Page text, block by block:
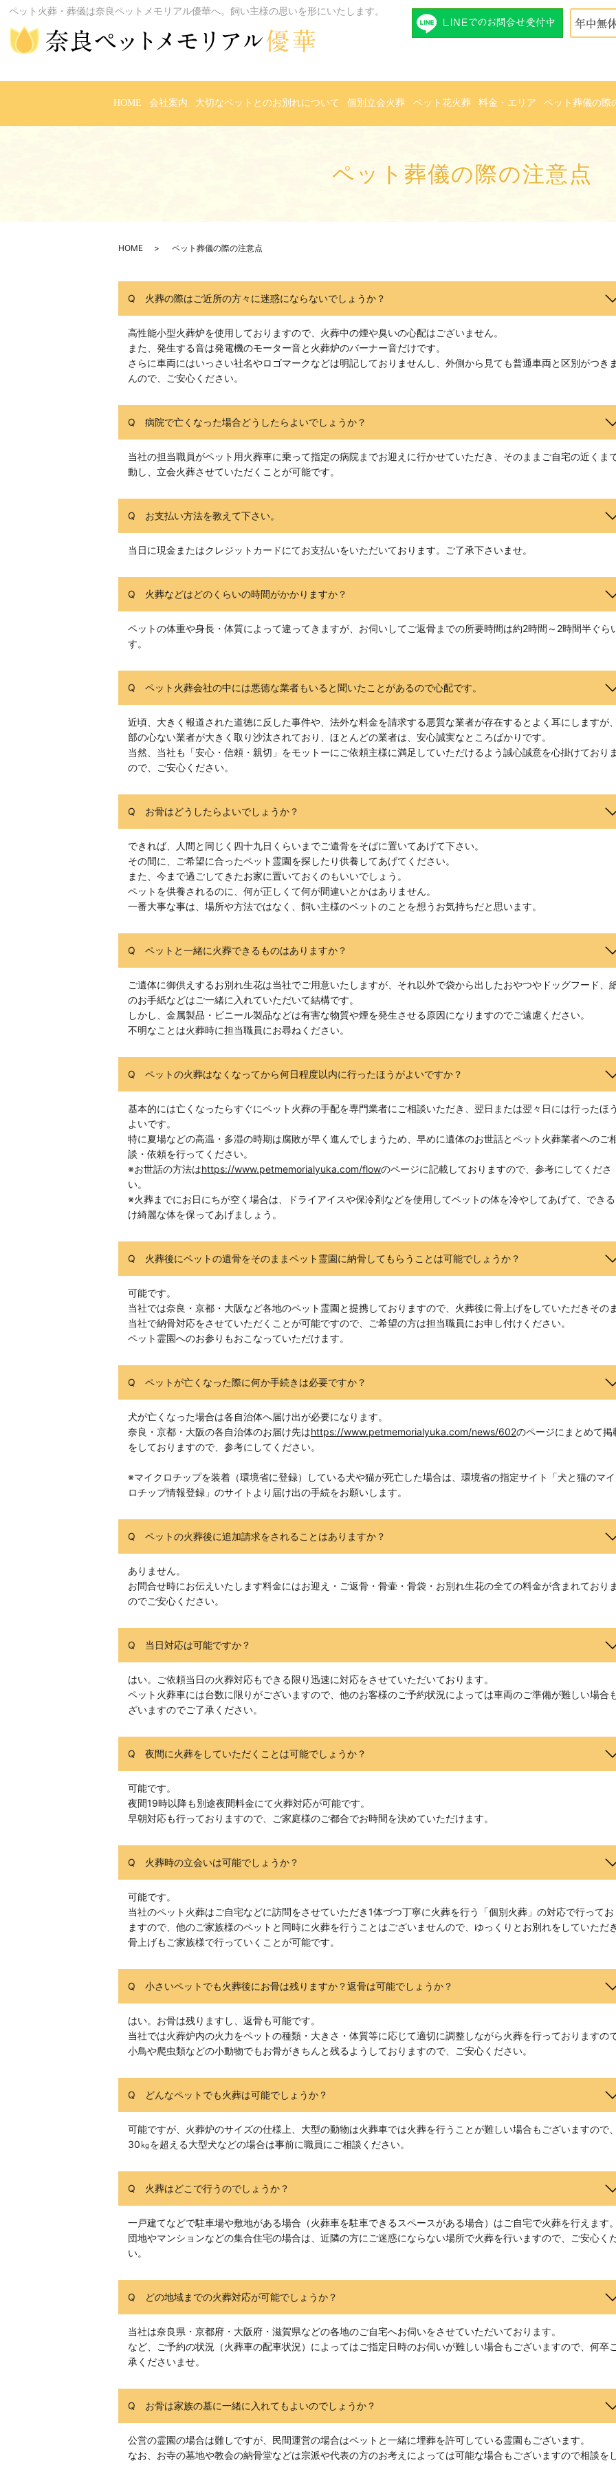
ペット火葬・葬儀は奈良ペットメモリアル優華へ。飼い主様の思いを形にいたします。
HOME 会社案内 大切なペットとのお別れについて 個別立会火葬 ペット花火葬 料金・エリア ペット葬儀の際
ペット葬儀の際の注意点
HOME ペット葬儀の際の注意点
Q 火葬の際はご近所の方々に迷惑にならないでしょうか？
高性能小型火葬炉を使用しておりますので、火葬中の煙や臭いの心配はございません。
また、発生する音は発電機のモーター音と火葬炉のバーナー音だけです。
さらに車両にはいっさい社名やロゴマークなどは明記しておりませんし、外側から見ても普通車両と区別がつき
んので、ご安心ください。
Q 病院で亡くなった場合どうしたらよいでしょうか？
当社の担当職員がペット用火葬車に乗って指定の病院までお迎えに行かせていただき、そのままご自宅の近くま
動し、立会火葬させていただくことが可能です。
Q お支払い方法を教えて下さい。
当日に現金またはクレジットカードにてお支払いをいただいております。ご了承下さいませ。
Q 火葬などはどのくらいの時間がかかりますか？
ペットの体重や身長・体質によって違ってきますが、お伺いしてご返骨までの所要時間は約2時間～2時間半ぐら
す。
Q ペット火葬会社の中には悪徳な業者もいると聞いたことがあるので心配です。
近頃、大きく報道された道徳に反した事件や、法外な料金を請求する悪質な業者が存在するとよく耳にしますが
部の心ない業者が大きく取り沙汰されており、ほとんどの業者は、安心誠実なところばかりです。
当然、当社も「安心・信頼・親切」をモットーにご依頼主様に満足していただけるよう誠心誠意を心掛けており
ので、ご安心ください。
Q お骨はどうしたらよいでしょうか？
できれば、人間と同じく四十九日くらいまでご遺骨をそばに置いてあげて下さい。
その間に、ご希望に合ったペット霊園を探したり供養してあげてください。
また、今まで過ごしてきたお家に置いておくのもいいでしょう。
ペットを供養されるのに、何が正しくて何が間違いとかはありません。
一番大事な事は、場所や方法ではなく、飼い主様のペットのことを想うお気持ちだと思います。
Q ペットと一緒に火葬できるものはありますか？
ご遺体に御供えするお別れ生花は当社でご用意いたしますが、それ以外で袋から出したおやつやドッグフード、
のお手紙などはご一緒に入れていただいて結構です。
しかし、金属製品・ビニール製品などは有害な物質や煙を発生させる原因になりますのでご遠慮ください。
不明なことは火葬時に担当職員にお尋ねください。
Q ペットの火葬はなくなってから何日程度以内に行ったほうがよいですか？
基本的には亡くなったらすぐにペット火葬の手配を専門業者にご相談いただき、翌日または翌々日には行ったほ
よいです。
特に夏場などの高温・多湿の時期は腐敗が早く進んでしまうため、早めに遺体のお世話とペット火葬業者へのご
談・依頼を行ってください。
※お世話の方法はhttps://www.petmemorialyuka.com/flowのページに記載しておりますので、参考にしてくださ
い。
※火葬までにお日にちが空く場合は、ドライアイスや保冷剤などを使用してペットの体を冷やしてあげて、でき
け綺麗な体を保ってあげましょう。
Q 火葬後にペットの遺骨をそのままペット霊園に納骨してもらうことは可能でしょうか？
可能です。
当社では奈良・京都・大阪など各地のペット霊園と提携しておりますので、火葬後に骨上げをしていただきその
当社で納骨対応をさせていただくことが可能ですので、ご希望の方は担当職員にお申し付けください。
ペット霊園へのお参りもおこなっていただけます。
Q ペットが亡くなった際に何か手続きは必要ですか？
犬が亡くなった場合は各自治体へ届け出が必要になります。
奈良・京都・大阪の各自治体のお届け先はhttps://www.petmemorialyuka.com/news/602のページにまとめて掲
をしておりますので、参考にしてください。
※マイクロチップを装着（環境省に登録）している犬や猫が死亡した場合は、環境省の指定サイト「犬と猫のマイ
ロチップ情報登録」のサイトより届け出の手続をお願いします。
Q ペットの火葬後に追加請求をされることはありますか？
ありません。
お問合せ時にお伝えいたします料金にはお迎え・ご返骨・骨壷・骨袋・お別れ生花の全ての料金が含まれており
のでご安心ください。
Q 当日対応は可能ですか？
はい。ご依頼当日の火葬対応もできる限り迅速に対応をさせていただいております。
ペット火葬車には台数に限りがございますので、他のお客様のご予約状況によっては車両のご準備が難しい場合
ざいますのでご了承ください。
Q 夜間に火葬をしていただくことは可能でしょうか？
可能です。
夜間19時以降も別途夜間料金にて火葬対応が可能です。
早朝対応も行っておりますので、ご家庭様のご都合でお時間を決めていただけます。
Q 火葬時の立会いは可能でしょうか？
可能です。
当社のペット火葬はご自宅などに訪問をさせていただき1体づつ丁寧に火葬を行う「個別火葬」の対応で行ってお
ますので、他のご家族様のペットと同時に火葬を行うことはございませんので、ゆっくりとお別れをしていただき
骨上げもご家族様で行っていくことが可能です。
Q 小さいペットでも火葬後にお骨は残りますか？返骨は可能でしょうか？
はい。お骨は残りますし、返骨も可能です。
当社では火葬炉内の火力をペットの種類・大きさ・体質等に応じて適切に調整しながら火葬を行っておりますので
小鳥や爬虫類などの小動物でもお骨がきちんと残るようしておりますので、ご安心ください。
Q どんなペットでも火葬は可能でしょうか？
可能ですが、火葬炉のサイズの仕様上、大型の動物は火葬車では火葬を行うことが難しい場合もございますので、
30㎏を超える大型犬などの場合は事前に職員にご相談ください。
Q 火葬はどこで行うのでしょうか？
一戸建てなどで駐車場や敷地がある場合（火葬車を駐車できるスペースがある場合）はご自宅で火葬を行えます。
団地やマンションなどの集合住宅の場合は、近隣の方にご迷惑にならない場所で火葬を行いますので、ご安心く
い。
Q どの地域までの火葬対応が可能でしょうか？
当社は奈良県・京都府・大阪府・滋賀県などの各地のご自宅へお伺いをさせていただいております。
など、ご予約の状況（火葬車の配車状況）によってはご指定日時のお伺いが難しい場合もございますので、何卒
承くださいませ。
Q お骨は家族の墓に一緒に入れてもよいのでしょうか？
公営の霊園の場合は難しですが、民間運営の場合はペットと一緒に埋葬を許可している霊園もございます。
なお、お寺の墓地や教会の納骨堂などは宗派や代表の方のお考えによっては可能な場合もございますので相談を